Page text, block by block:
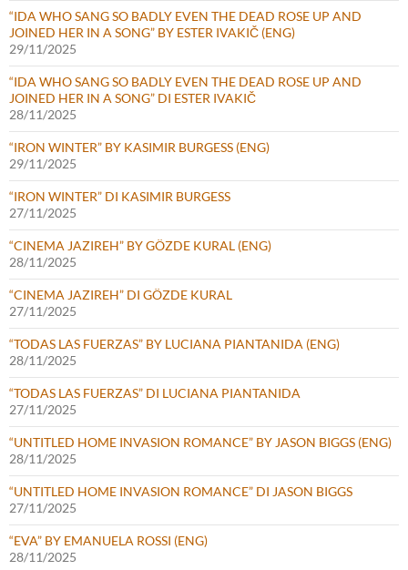
“IDA WHO SANG SO BADLY EVEN THE DEAD ROSE UP AND
JOINED HER IN A SONG” BY ESTER IVAKIČ (ENG)
29/11/2025
“IDA WHO SANG SO BADLY EVEN THE DEAD ROSE UP AND
JOINED HER IN A SONG” DI ESTER IVAKIČ
28/11/2025
“IRON WINTER” BY KASIMIR BURGESS (ENG)
29/11/2025
“IRON WINTER” DI KASIMIR BURGESS
27/11/2025
“CINEMA JAZIREH” BY GÖZDE KURAL (ENG)
28/11/2025
“CINEMA JAZIREH” DI GÖZDE KURAL
27/11/2025
“TODAS LAS FUERZAS” BY LUCIANA PIANTANIDA (ENG)
28/11/2025
“TODAS LAS FUERZAS” DI LUCIANA PIANTANIDA
27/11/2025
“UNTITLED HOME INVASION ROMANCE” BY JASON BIGGS (ENG)
28/11/2025
“UNTITLED HOME INVASION ROMANCE” DI JASON BIGGS
27/11/2025
“EVA” BY EMANUELA ROSSI (ENG)
28/11/2025